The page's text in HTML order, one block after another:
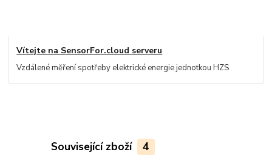
Vítejte na SensorFor.cloud serveru
Vzdálené měření spotřeby elektrické energie jednotkou HZS
Související zboží 4